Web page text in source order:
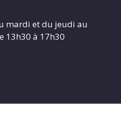
mardi et du jeudi au
13h30 à 17h30